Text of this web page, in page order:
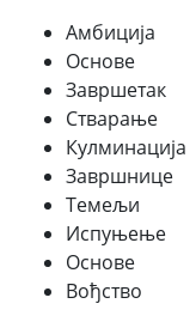
Амбиција
Основе
Завршетак
Стварање
Кулминација
Завршнице
Темељи
Испуњење
Основе
Вођство